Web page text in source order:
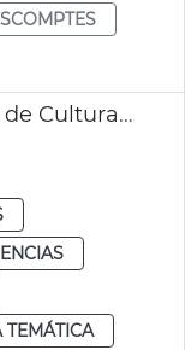
Subvención Real Academia de Cultura Valenciana
TEMÁTICA